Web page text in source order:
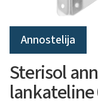
Annostelija
Sterisol
lankateline